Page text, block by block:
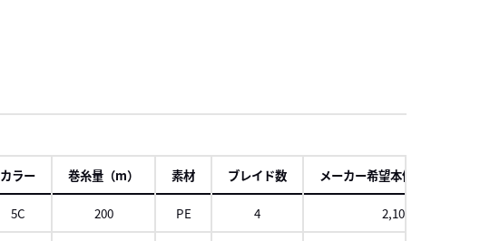
カラー 巻糸量（m） 素材 ブレイド数 メーカー希望本体価格（円）
5C 200 PE 4 2,100